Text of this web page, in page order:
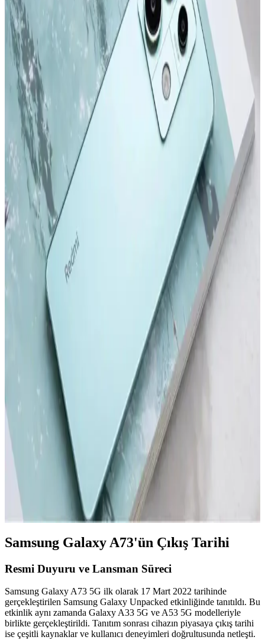
iPhone 16 Pro Max, titanyum tasarımı, 6,9 inç ekran ve gelişmiş
kameralarıyla öne çıkan yüksek performanslı akıllı telefon. Uzun pil
ömrü ve yenilikçi özellikleriyle kullanıcıların beklentilerini karşılar.
Apple iPhone Serisinin Güncel Modelleri ve
Gelecekteki Yenilikler Hakkında Bilgi
2022 ve sonrası iPhone modelleri, tasarım ve performans alanında
önemli adımlar atıyor. Yeni modeller ve teknolojik gelişmelerle ilgili
detaylar, kullanıcıların bilinçli tercihler yapmasını sağlıyor.
Samsung Galaxy S24 ve S24 Ultra Karşılaştırması:
Özellikler ve Kullanıcı Deneyimleri
Samsung Galaxy S24 ve S24 Ultra modellerinin tasarım, ekran,
kamera ve performans özelliklerini karşılaştırıyoruz. Güncellemeler
ve kullanıcı deneyimleriyle ilgili önemli bilgiler içerir.
Redmi Note 11 Pro ve Redmi Note 12 Pro
Karşılaştırması: Özellikler ve Farklar
Redmi Note 11 Pro ve Redmi Note 12 Pro modellerinin tasarım,
performans, kamera ve batarya özelliklerini karşılaştırıyoruz. Hangi
modelin ihtiyaçlarınıza uygun olduğunu belirlemenize yardımcı olur.
Samsung'un İlk Akıllı Telefonu ve Teknolojideki
Gelişimi Üzerine Detaylı İnceleme
Samsung'un ilk akıllı telefonu hakkında bilgi olmamakla birlikte,
markanın teknoloji yolculuğu ve Galaxy serisinin gelişimi öne
Akıllı Telefon ve Tabletlerde Dosya Temizleme ve
Performans Optimizasyonu
Akıllı telefon ve tabletlerde düzenli dosya temizliği, cihaz
performansını artırır ve depolama alanını genişletir. Güvenilir araçlar
ve doğru yöntemlerle gereksiz dosyalardan kurtulun.
Redmi'nin En Yeni Akıllı Telefon Modeli Hakkında
Güncel Bilgiler ve Beklentiler
Redmi'nin yeni modeli hakkında kesin detaylar henüz açıklanmadı,
ancak teknolojik gelişmeler ve piyasa stratejileri yüksek performans
ve yenilik vaat ediyor.
Samsung Galaxy A73'ün Çıkış Tarihi
Resmi Duyuru ve Lansman Süreci
Samsung Galaxy A73 5G ilk olarak 17 Mart 2022 tarihinde
gerçekleştirilen Samsung Galaxy Unpacked etkinliğinde tanıtıldı. Bu
etkinlik aynı zamanda Galaxy A33 5G ve A53 5G modelleriyle
birlikte gerçekleştirildi. Tanıtım sonrası cihazın piyasaya çıkış tarihi
ise çeşitli kaynaklar ve kullanıcı deneyimleri doğrultusunda netleşti.